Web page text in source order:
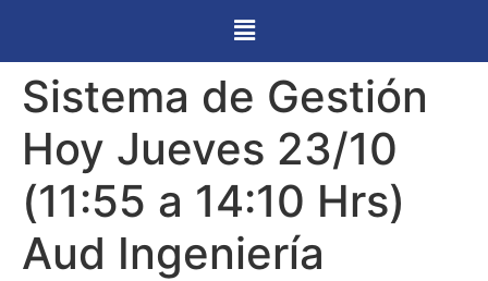
Sistema de Gestión
Hoy Jueves 23/10
(11:55 a 14:10 Hrs)
Aud Ingeniería